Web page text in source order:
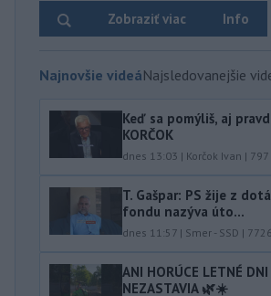
Info
Zobraziť viac
Najnovšie videáNajsledovanejšie
Keď sa pomýliš, aj
KORČOK
dnes 13:03 | Korčok Ivan | 797
T. Gašpar: PS žije z
fondu nazýva úto...
dnes 11:57 | Smer - SSD | 7726
ANI HORÚCE LETNÉ
NEZASTAVIA 🌿☀️